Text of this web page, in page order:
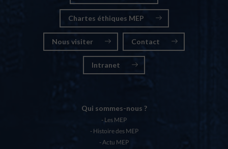
Chartes éthiques MEP
Nous visiter Contact
Intranet
Qui sommes-nous ?
Les MEP
Histoire des MEP
Actu MEP